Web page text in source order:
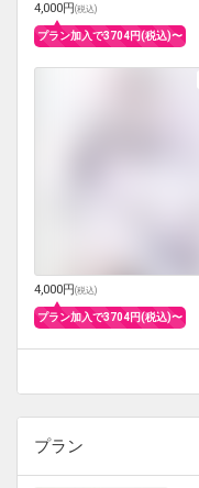
4,000円(税込)
プラン加入で3704円(税込)〜
4,000円(税込)
プラン加入で3704円(税込)〜
プラン